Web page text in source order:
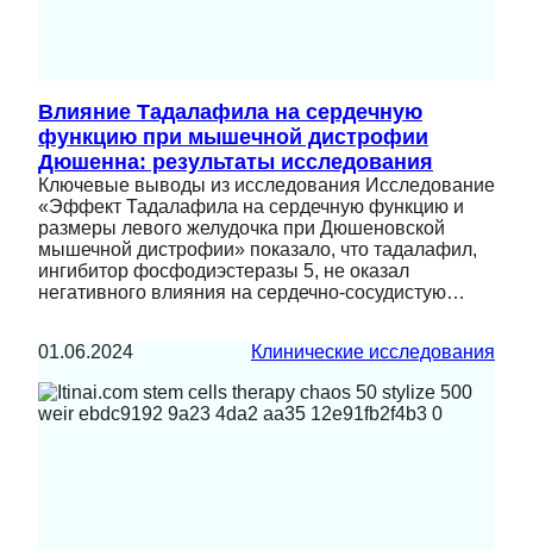
Влияние Тадалафила на сердечную
функцию при мышечной дистрофии
Дюшенна: результаты исследования
Ключевые выводы из исследования Исследование
«Эффект Тадалафила на сердечную функцию и
размеры левого желудочка при Дюшеновской
мышечной дистрофии» показало, что тадалафил,
ингибитор фосфодиэстеразы 5, не оказал
негативного влияния на сердечно-сосудистую…
01.06.2024 Клинические исследования